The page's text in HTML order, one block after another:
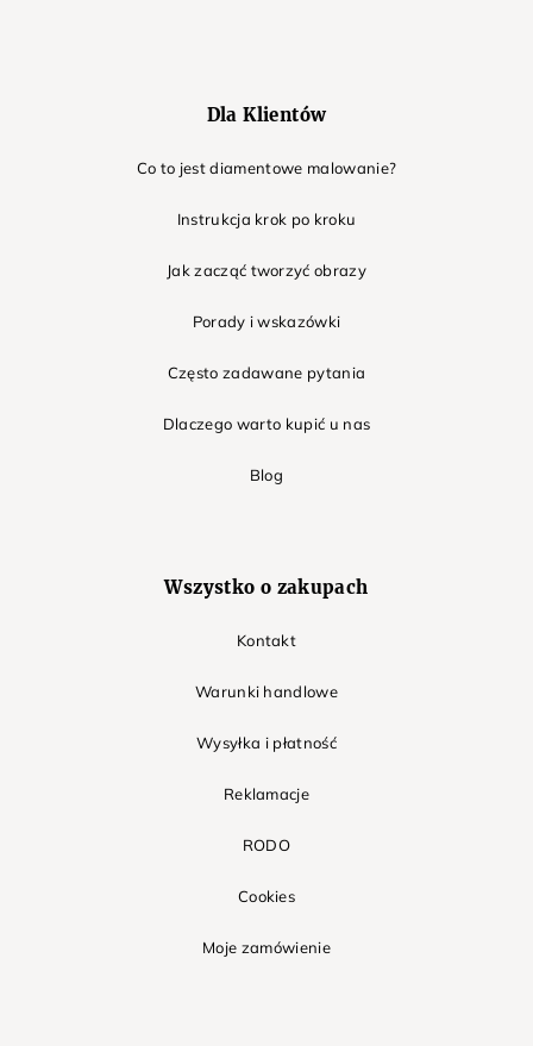
Dla Klientów
Co to jest diamentowe malowanie?
Instrukcja krok po kroku
Jak zacząć tworzyć obrazy
Porady i wskazówki
Często zadawane pytania
Dlaczego warto kupić u nas
Blog
Wszystko o zakupach
Kontakt
Warunki handlowe
Wysyłka i płatność
Reklamacje
RODO
Cookies
Moje zamówienie